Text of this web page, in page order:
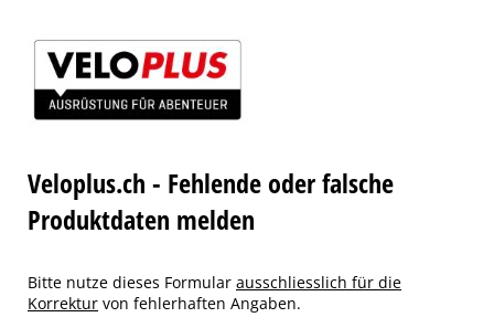
Veloplus.ch - Fehlende oder falsche
Produktdaten melden
Bitte nutze dieses Formular ausschliesslich für die
Korrektur von fehlerhaften Angaben.